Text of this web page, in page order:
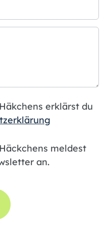
erklärst du
meldest
an.